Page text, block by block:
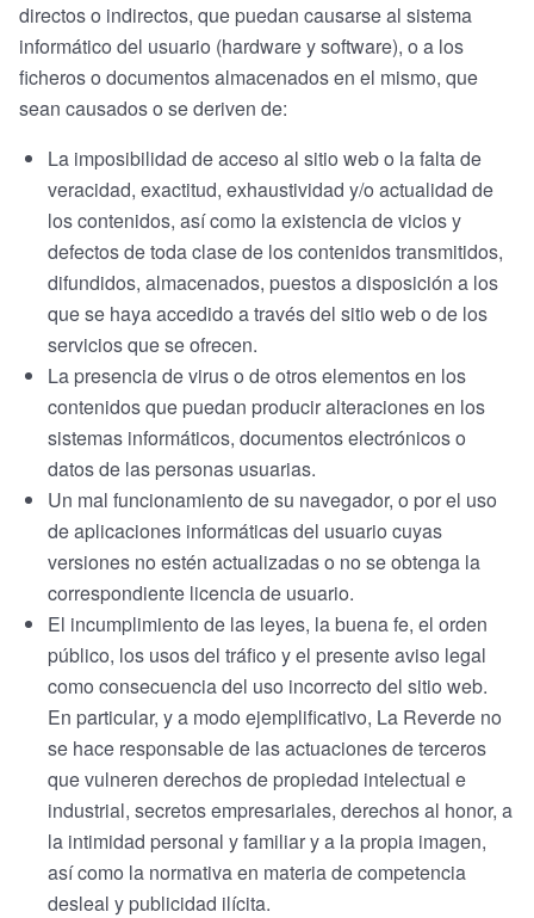
directos o indirectos, que puedan causarse al sistema
informático del usuario (hardware y software), o a los
ficheros o documentos almacenados en el mismo, que
sean causados o se deriven de:
La imposibilidad de acceso al sitio web o la falta de
veracidad, exactitud, exhaustividad y/o actualidad de
los contenidos, así como la existencia de vicios y
defectos de toda clase de los contenidos transmitidos,
difundidos, almacenados, puestos a disposición a los
que se haya accedido a través del sitio web o de los
servicios que se ofrecen.
La presencia de virus o de otros elementos en los
contenidos que puedan producir alteraciones en los
sistemas informáticos, documentos electrónicos o
datos de las personas usuarias.
Un mal funcionamiento de su navegador, o por el uso
de aplicaciones informáticas del usuario cuyas
versiones no estén actualizadas o no se obtenga la
correspondiente licencia de usuario.
El incumplimiento de las leyes, la buena fe, el orden
público, los usos del tráfico y el presente aviso legal
como consecuencia del uso incorrecto del sitio web.
En particular, y a modo ejemplificativo, La Reverde no
se hace responsable de las actuaciones de terceros
que vulneren derechos de propiedad intelectual e
industrial, secretos empresariales, derechos al honor, a
la intimidad personal y familiar y a la propia imagen,
así como la normativa en materia de competencia
desleal y publicidad ilícita.